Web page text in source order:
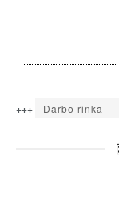
+++ Darbo rinka